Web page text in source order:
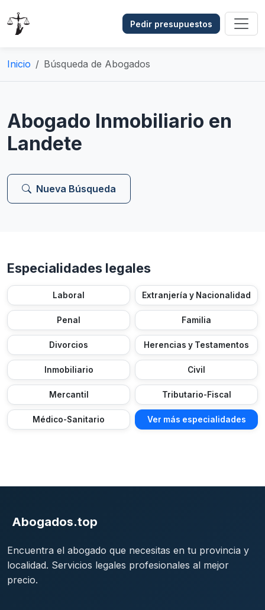
Pedir presupuestos
Inicio Búsqueda de Abogados
Abogado Inmobiliario en
Landete
Nueva Búsqueda
Especialidades legales
Laboral Extranjería y Nacionalidad
Penal Familia
Divorcios Herencias y Testamentos
Inmobiliario Civil
Mercantil Tributario-Fiscal
Médico-Sanitario Ver más especialidades
Abogados.top
Encuentra el abogado que necesitas en tu provincia y
localidad. Servicios legales profesionales al mejor
precio.